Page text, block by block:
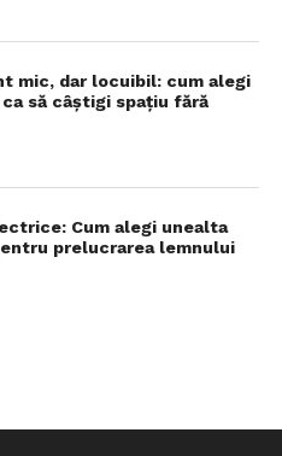
mic, dar locuibil: cum alegi
să câștigi spațiu fără
Cum alegi unealta
prelucrarea lemnului